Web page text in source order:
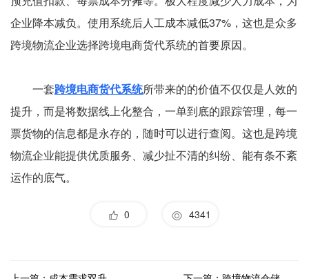
企业降本减负。使用系统后人工成本减低37%，这也是众多
跨境物流企业选择跨境电商货代系统的首要原因。
一套跨境电商货代系统所带来的的价值不仅仅是人效的
提升，而是将数据线上化整合，一单到底的跟踪管理，每一
票货物的信息都是永存的，随时可以进行查阅。这也是跨境
物流企业能提供优质服务、减少扯不清的纠纷、能有条不紊
运作的底气。
0 4341